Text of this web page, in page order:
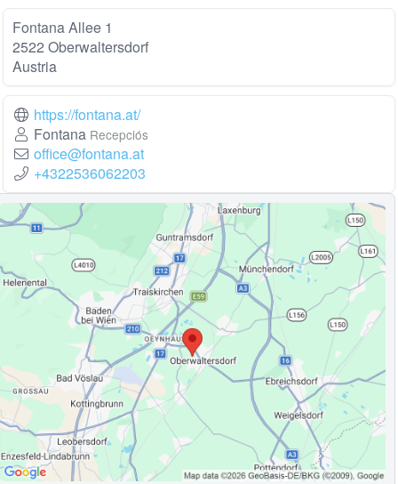
Fontana Allee 1
2522 Oberwaltersdorf
Austria
https://fontana.at/
Fontana Recepciós
office@fontana.at
+4322536062203